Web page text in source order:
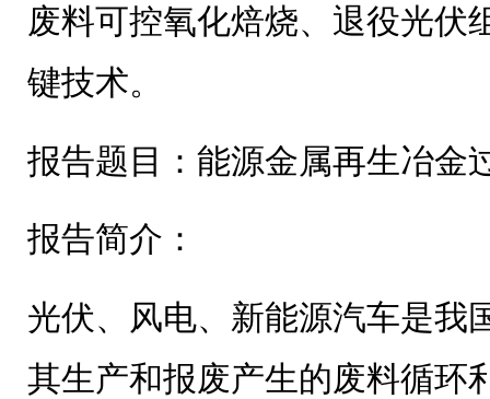
废料可控氧化焙烧、退役光伏
键技术。
报告题目：能源金属再生冶金
报告简介：
光伏、风电、新能源汽车是我
其生产和报废产生的废料循环